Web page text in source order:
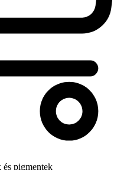
és pigmentek